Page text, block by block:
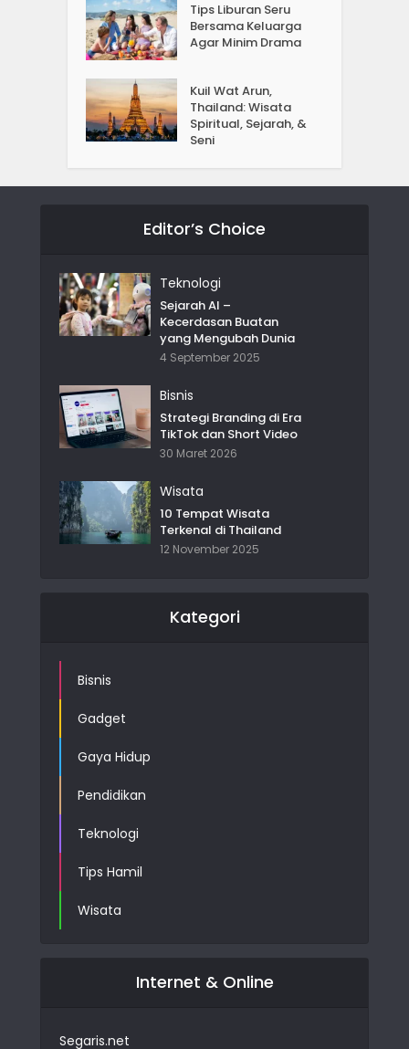
Tips Liburan Seru
Bersama Keluarga
Agar Minim Drama
Kuil Wat Arun,
Thailand: Wisata
Spiritual, Sejarah, &
Seni
Editor’s Choice
Teknologi
Sejarah AI –
Kecerdasan Buatan
yang Mengubah Dunia
4 September 2025
Bisnis
Strategi Branding di Era
TikTok dan Short Video
30 Maret 2026
Wisata
10 Tempat Wisata
Terkenal di Thailand
12 November 2025
Kategori
Bisnis
Gadget
Gaya Hidup
Pendidikan
Teknologi
Tips Hamil
Wisata
Internet & Online
Segaris.net